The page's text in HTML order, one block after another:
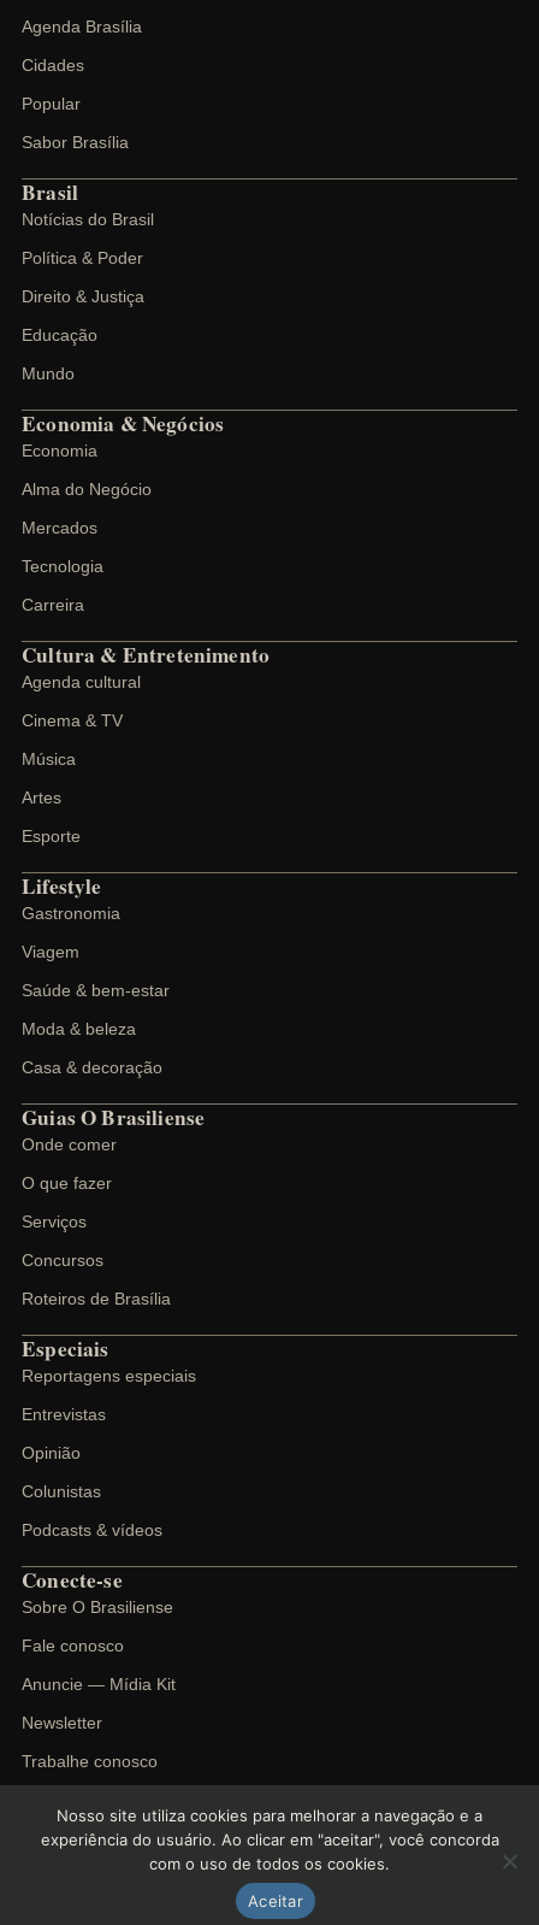
Agenda Brasília
Cidades
Popular
Sabor Brasília
Brasil
Notícias do Brasil
Política & Poder
Direito & Justiça
Educação
Mundo
Economia & Negócios
Economia
Alma do Negócio
Mercados
Tecnologia
Carreira
Cultura & Entretenimento
Agenda cultural
Cinema & TV
Música
Artes
Esporte
Lifestyle
Gastronomia
Viagem
Saúde & bem-estar
Moda & beleza
Casa & decoração
Guias O Brasiliense
Onde comer
O que fazer
Serviços
Concursos
Roteiros de Brasília
Especiais
Reportagens especiais
Entrevistas
Opinião
Colunistas
Podcasts & vídeos
Conecte-se
Sobre O Brasiliense
Fale conosco
Anuncie — Mídia Kit
Newsletter
Trabalhe conosco
O Brasiliense. Todos os direitos reservados.
Termos de uso Cookies
Nosso site utiliza cookies para melhorar a navegação e a
experiência do usuário. Ao clicar em "aceitar", você concorda
com o uso de todos os cookies.
Aceitar